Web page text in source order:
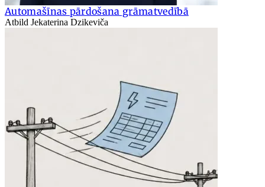
Automašīnas pārdošana grāmatvedībā
Atbild Jekaterina Dzikeviča